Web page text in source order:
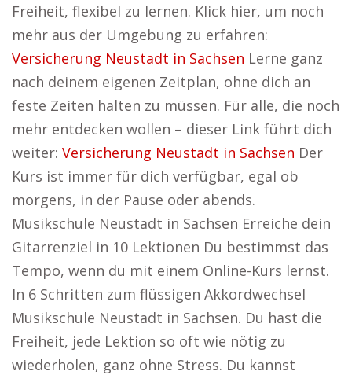
Freiheit, flexibel zu lernen. Klick hier, um noch
mehr aus der Umgebung zu erfahren:
Versicherung Neustadt in Sachsen Lerne ganz
nach deinem eigenen Zeitplan, ohne dich an
feste Zeiten halten zu müssen. Für alle, die noch
mehr entdecken wollen – dieser Link führt dich
weiter: Versicherung Neustadt in Sachsen Der
Kurs ist immer für dich verfügbar, egal ob
morgens, in der Pause oder abends.
Musikschule Neustadt in Sachsen Erreiche dein
Gitarrenziel in 10 Lektionen Du bestimmst das
Tempo, wenn du mit einem Online-Kurs lernst.
In 6 Schritten zum flüssigen Akkordwechsel
Musikschule Neustadt in Sachsen. Du hast die
Freiheit, jede Lektion so oft wie nötig zu
wiederholen, ganz ohne Stress. Du kannst